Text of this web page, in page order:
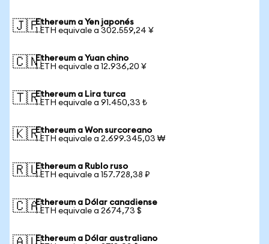
🇯🇵Ethereum a Yen japonés
1 ETH equivale a 302.559,24 ¥
🇨🇳Ethereum a Yuan chino
1 ETH equivale a 12.936,20 ¥
🇹🇷Ethereum a Lira turca
1 ETH equivale a 91.450,33 ₺
🇰🇷Ethereum a Won surcoreano
1 ETH equivale a 2.699.345,03 ₩
🇷🇺Ethereum a Rublo ruso
1 ETH equivale a 157.728,38 ₽
🇨🇦Ethereum a Dólar canadiense
1 ETH equivale a 2674,73 $
Ethereum a Dólar australiano